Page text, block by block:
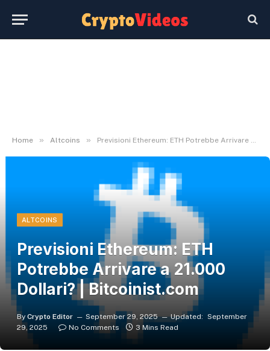
Home » Altcoins » Previsioni Ethereum: ETH Potrebbe Arrivare a 21.000 Dollari? | Bitcoinist.com
ALTCOINS
Previsioni Ethereum: ETH
Potrebbe Arrivare a 21.000
Dollari? | Bitcoinist.com
By Crypto Editor September 29, 2025 Updated: September
29, 2025
No Comments 3 Mins Read